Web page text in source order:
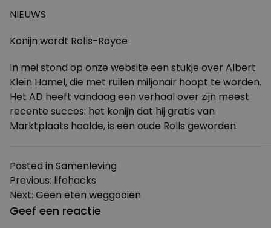
NIEUWS
Konijn wordt Rolls-Royce
In mei stond op onze website een stukje over Albert
Klein Hamel, die met ruilen miljonair hoopt te worden.
Het AD heeft vandaag een verhaal over zijn meest
recente succes: het konijn dat hij gratis van
Marktplaats haalde, is een oude Rolls geworden.
Posted in Samenleving
Bericht
navigatie
Previous: lifehacks
Next: Geen eten weggooien
Geef een reactie